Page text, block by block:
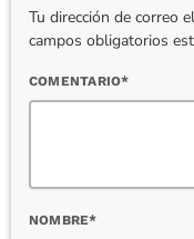
Tu dirección de correo
campos obligatorios
COMENTARIO*
NOMBRE*